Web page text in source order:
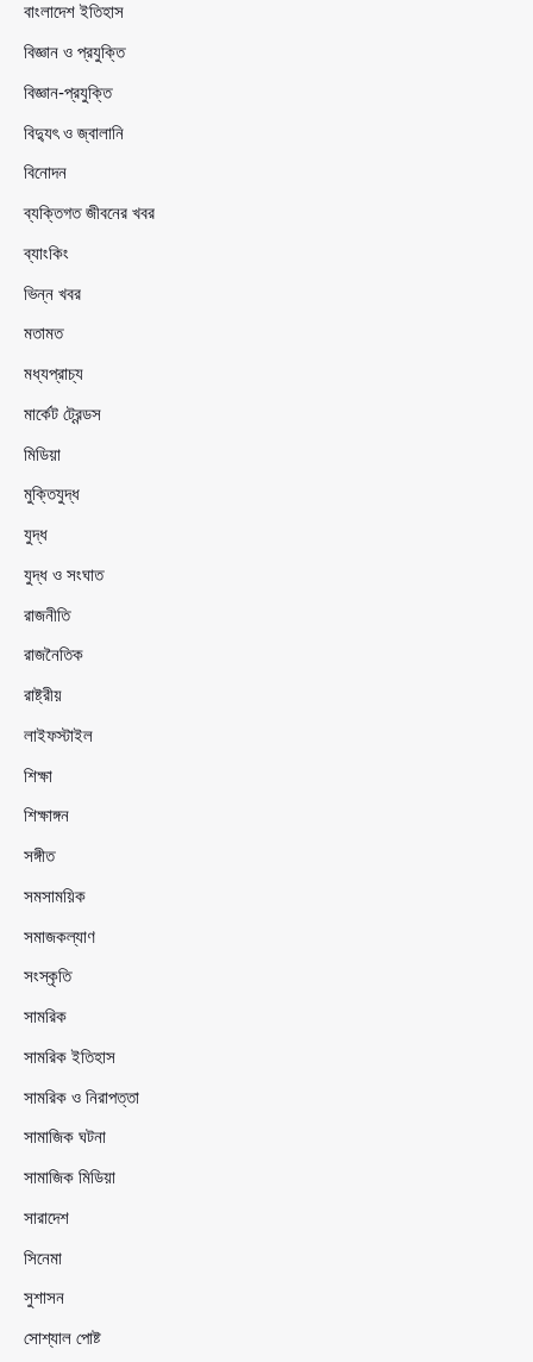
বাংলাদেশ ইতিহাস
বিজ্ঞান ও প্রযুক্তি
বিজ্ঞান-প্রযুক্তি
বিদ্যুৎ ও জ্বালানি
বিনোদন
ব্যক্তিগত জীবনের খবর
ব্যাংকিং
ভিন্ন খবর
মতামত
মধ্যপ্রাচ্য
মার্কেট ট্রেন্ডস
মিডিয়া
মুক্তিযুদ্ধ
যুদ্ধ
যুদ্ধ ও সংঘাত
রাজনীতি
রাজনৈতিক
রাষ্ট্রীয়
লাইফস্টাইল
শিক্ষা
শিক্ষাঙ্গন
সঙ্গীত
সমসাময়িক
সমাজকল্যাণ
সংস্কৃতি
সামরিক
সামরিক ইতিহাস
সামরিক ও নিরাপত্তা
সামাজিক ঘটনা
সামাজিক মিডিয়া
সারাদেশ
সিনেমা
সুশাসন
সোশ্যাল পোষ্ট